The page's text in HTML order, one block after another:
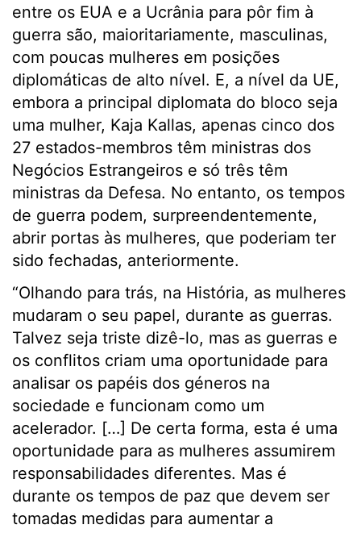
entre os EUA e a Ucrânia para pôr fim à
guerra são, maioritariamente, masculinas,
com poucas mulheres em posições
diplomáticas de alto nível. E, a nível da UE,
embora a principal diplomata do bloco seja
uma mulher, Kaja Kallas, apenas cinco dos
27 estados-membros têm ministras dos
Negócios Estrangeiros e só três têm
ministras da Defesa. No entanto, os tempos
de guerra podem, surpreendentemente,
abrir portas às mulheres, que poderiam ter
sido fechadas, anteriormente.
“Olhando para trás, na História, as mulheres
mudaram o seu papel, durante as guerras.
Talvez seja triste dizê-lo, mas as guerras e
os conflitos criam uma oportunidade para
analisar os papéis dos géneros na
sociedade e funcionam como um
acelerador. […] De certa forma, esta é uma
oportunidade para as mulheres assumirem
responsabilidades diferentes. Mas é
durante os tempos de paz que devem ser
tomadas medidas para aumentar a